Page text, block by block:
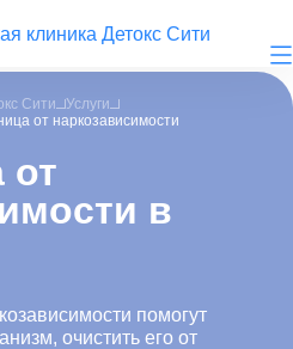
Сити
Услуги
от наркозависимости
от
в
помогут
очистить его от